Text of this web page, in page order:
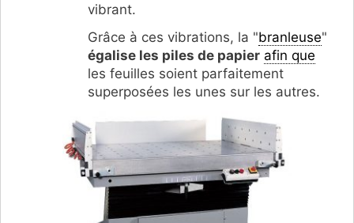
vibrant.
Grâce à ces vibrations, la "branleuse"
égalise les piles de papier afin que
les feuilles soient parfaitement
superposées les unes sur les autres.